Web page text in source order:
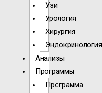
Узи
Урология
Хирургия
Эндокринология
Анализы
Программы
Программа